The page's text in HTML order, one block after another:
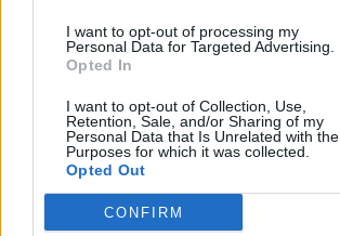
I want to opt-out of processing my
Personal Data for Targeted Advertising.
Opted In
I want to opt-out of Collection, Use,
Retention, Sale, and/or Sharing of my
Personal Data that Is Unrelated with the
Purposes for which it was collected.
Opted Out
CONFIRM
X